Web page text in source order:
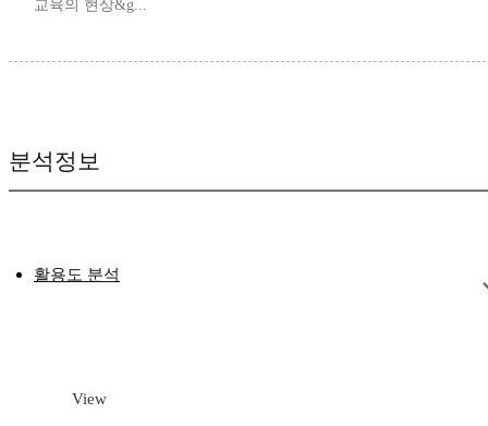
교육의 현상&g...
분석정보
활용도 분석
View